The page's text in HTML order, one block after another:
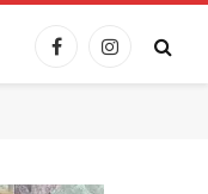
FacebookInstagram